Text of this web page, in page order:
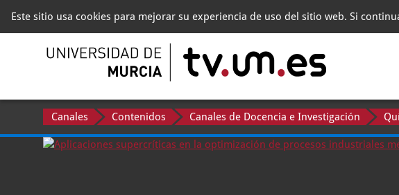
Este sitio usa cookies para mejorar su experiencia de uso del sitio web. Si
Canales Contenidos Canales de Docencia e Investigación